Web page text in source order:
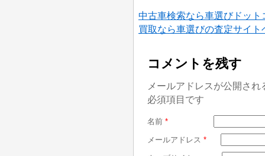
中古車検索なら車選びドット
買取なら車選びの査定サイト
コメントを残す
メールアドレスが公開さ
必須項目です
名前 *
メールアドレス *